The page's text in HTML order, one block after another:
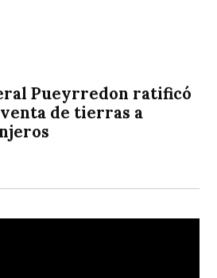
Pueyrredon ratificó
de tierras a